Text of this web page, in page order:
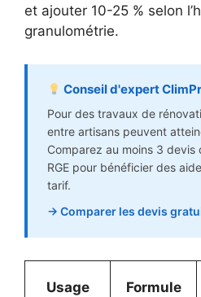
et ajouter 10-25 % selon
granulométrie.
Conseil d'expert
Pour des travaux de
entre artisans peuvent
Comparez au moins 3
RGE pour bénéficier des
tarif.
→ Comparer les devis
Usage Formule